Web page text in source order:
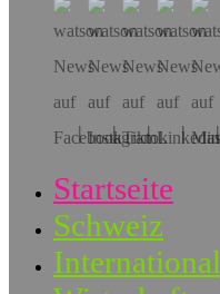
Startseite
Schweiz
International